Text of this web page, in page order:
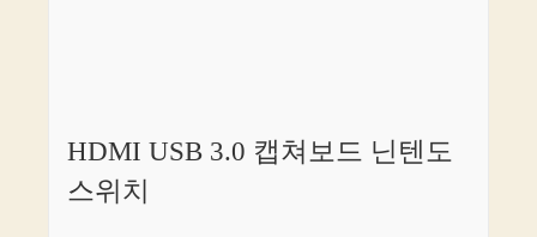
HDMI USB 3.0 캡쳐보드 닌텐도
스위치